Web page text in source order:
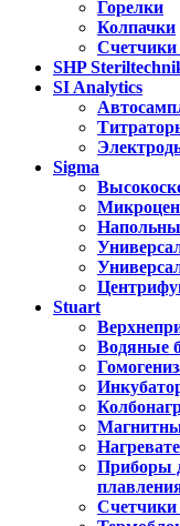
Горелки
Колпачки
Счетчики
SHP
SI Analytics
Sigma
Stuart
Водяные
Приборы
Счетчики